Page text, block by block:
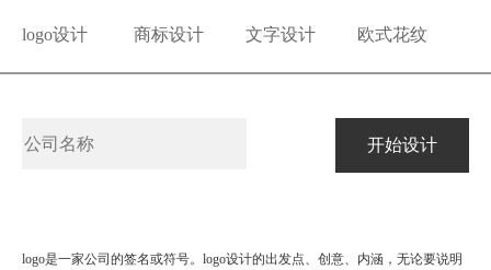
logo设计 商标设计 文字设计 欧式花纹
logo是一家公司的签名或符号。logo设计的出发点、创意、内涵，无论要说明